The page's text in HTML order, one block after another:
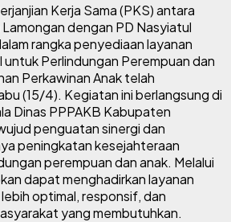
Kerja Sama (PKS) antara
dengan PD Nasyiatul
rangka penyediaan layanan
Perlindungan Perempuan dan
Perkawinan Anak telah
(15/4). Kegiatan ini berlangsung di
Dinas PPPAKB Kabupaten
penguatan sinergi dan
peningkatan kesejahteraan
perempuan dan anak. Melalui
dapat menghadirkan layanan
optimal, responsif, dan
yang membutuhkan.